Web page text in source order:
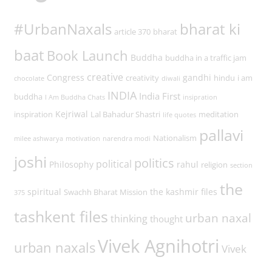
#UrbanNaxals article 370 bharat bharat ki
baat Book Launch Buddha buddha in a traffic jam
chocolate Congress creative creativity diwali gandhi hindu i am
buddha I Am Buddha Chats INDIA India First insipration
inspiration Kejriwal Lal Bahadur Shastri life quotes meditation
milee ashwarya motivation narendra modi Nationalism pallavi
joshi Philosophy political politics rahul religion section
375 spiritual Swachh Bharat Mission the kashmir files the
tashkent files thinking thought urban naxal
urban naxalsVivek Agnihotri Vivek